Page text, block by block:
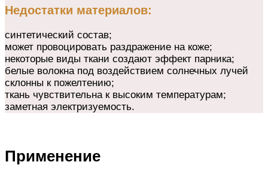
Недостатки материалов:
синтетический состав;
может провоцировать раздражение на коже;
некоторые виды ткани создают эффект парника;
белые волокна под воздействием солнечных лучей
склонны к пожелтению;
ткань чувствительна к высоким температурам;
заметная электризуемость.
Применение